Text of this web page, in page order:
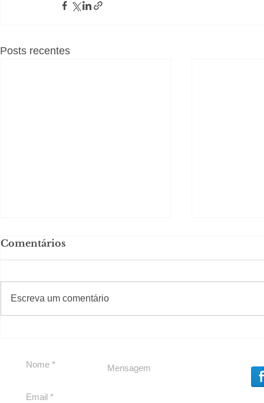
Posts recentes
Comentários
Escreva um comentário